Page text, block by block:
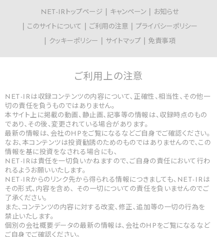
NET-IRトップページ キャンペーン
お知らせ
このサイトについて
ご利用の注意
プライバシーポリシー
クッキーポリシー
サイトマップ 免責事項
ご利用上の注意
NET-IRは収録コンテンツの内容について、正確性、相当性、その他一
切の責任を負うものではありません。
本サイト上に掲載の動画、静止画、記事等の情報は、収録時点のもの
であり、その後、変更されている場合があります。
最新の情報は、会社のHPをご覧になるなどご自身でご確認ください。
なお、本コンテンツは投資勧誘のためのものではありませんので、この
情報を基に投資をなされる場合にも、
NET-IRは責任を一切負いかねますので、ご自身の責任において行わ
れるようお願いいたします。
NET-IRからのリンク先から得られる情報につきましても、NET-IRは
その形式、内容を含め、 その一切についての責任を負いませんのでご
了承ください。
また、コンテンツの内容に対する改変、修正、追加等の一切の行為を
禁止いたします。
個別の会社概要データの最新の情報は、会社のHPをご覧になるなど
ご自身でご確認ください。